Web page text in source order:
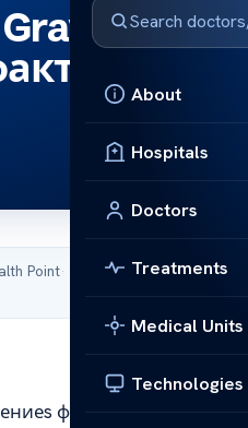
About
Hospitals
Doctors
Treatments
Medical Units
Technologies
new
за
Point·
факти за болестта